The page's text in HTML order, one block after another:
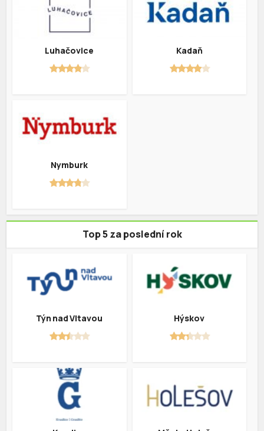
Luhačovice Kadaň
Nymburk
Top 5 za poslední rok
Týn nad Vltavou Hýskov